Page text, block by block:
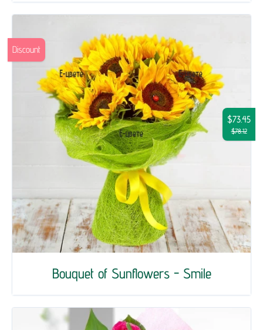
Bouquet of Sunflowers - Smile
$73.45
$78.12
Discount